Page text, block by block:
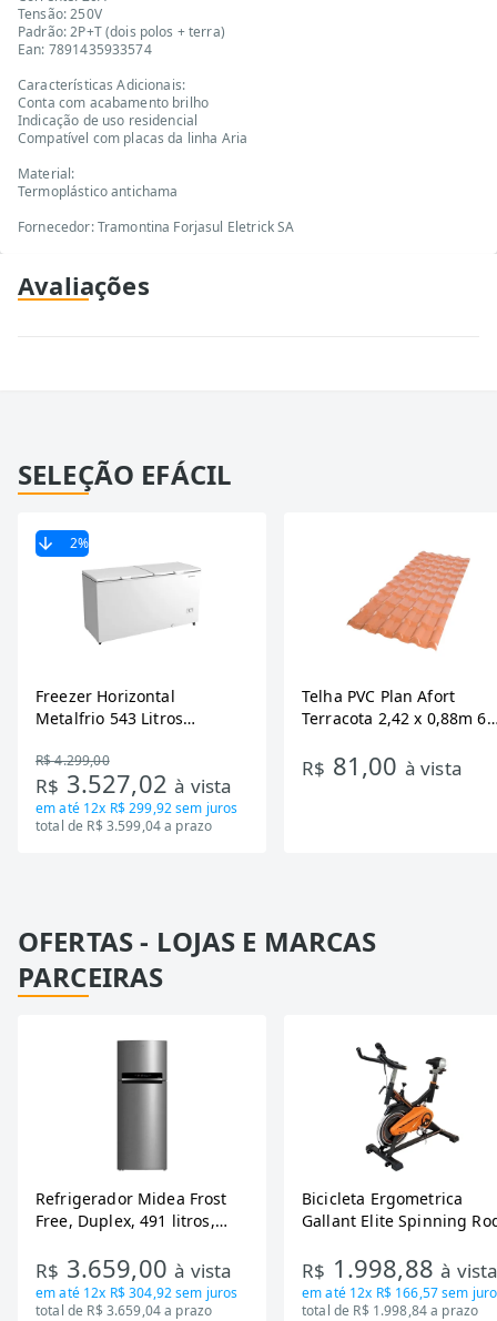
Tensão: 250V
Padrão: 2P+T (dois polos + terra)
Ean: 7891435933574
Características Adicionais:
Conta com acabamento brilho
Indicação de uso residencial
Compatível com placas da linha Aria
Material:
Termoplástico antichama
Fornecedor: Tramontina Forjasul Eletrick SA
Avaliações
SELEÇÃO EFÁCIL
2%
Freezer Horizontal
Metalfrio 543 Litros
Tecnologia Inverter, Branco,
Bivolt
R$ 4.299,00
R$ 3.527,02à vista
em até 12x R$ 299,92sem juros
total de R$ 3.599,04 a prazo
Telha PVC Plan Afort
Terracota 2,42 x 0,88m 6
R$ 81,00 à vista
OFERTAS - LOJAS E MARCAS
PARCEIRAS
Refrigerador Midea Frost
Free, Duplex, 491 litros,
RT650EVK463)
R$ 3.659,00à vista
em até 12x R$ 304,92sem juros
total de R$ 3.659,04 a prazo
Bicicleta Ergometrica
Gallant Elite Spinning
Mecanica GSB13HBTA-PT
R$ 1.998,88à
em até 12x R$ 166,57sem
total de R$ 1.998,84 a prazo